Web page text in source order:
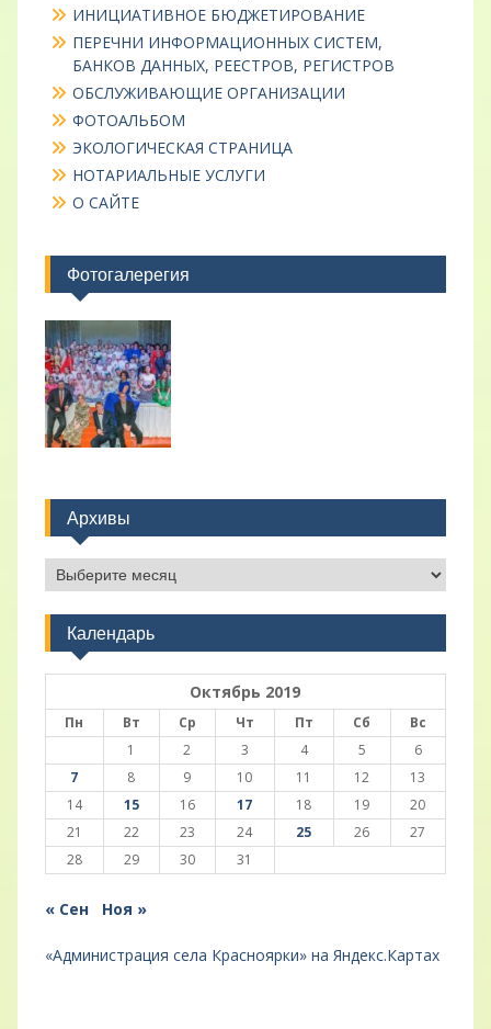
ИНИЦИАТИВНОЕ БЮДЖЕТИРОВАНИЕ
ПЕРЕЧНИ ИНФОРМАЦИОННЫХ СИСТЕМ,
БАНКОВ ДАННЫХ, РЕЕСТРОВ, РЕГИСТРОВ
ОБСЛУЖИВАЮЩИЕ ОРГАНИЗАЦИИ
ФОТОАЛЬБОМ
ЭКОЛОГИЧЕСКАЯ СТРАНИЦА
НОТАРИАЛЬНЫЕ УСЛУГИ
О САЙТЕ
Фотогалерегия
Архивы
Архивы
Календарь
Октябрь 2019
Пн Вт Ср Чт Пт Сб
Вс
1
2 3 4 5
6
7
8 9 10 11 12
13
14
15 16 17 18 19
20
21
22 23 24 25 26
27
28
29 30 31
« Сен Ноя »
«Администрация села Красноярки» на Яндекс.Картах